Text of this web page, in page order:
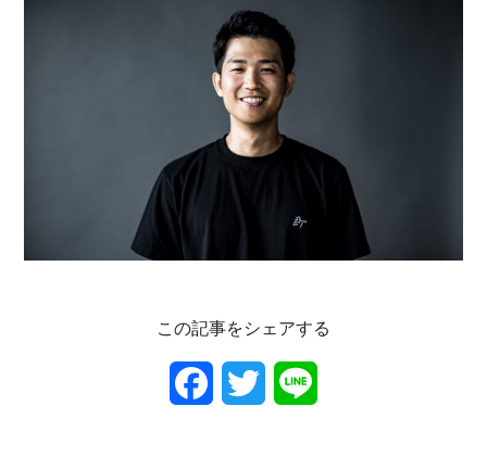
この記事をシェアする